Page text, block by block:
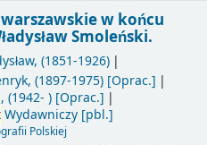
w końcu
Smoleński.
, (1851-1926)
, (1897-1975)[Oprac.]
, (1942- )[Oprac.]
Wydawniczy[pbl.]
Polskiej